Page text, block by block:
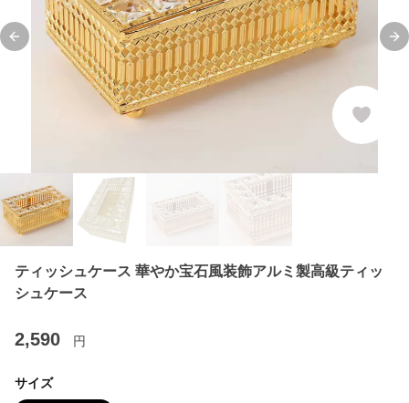
Previous slide
ティッシュケース 華やか宝石風装飾アルミ製高級ティッ
シュケース
2,590 円
サイズ